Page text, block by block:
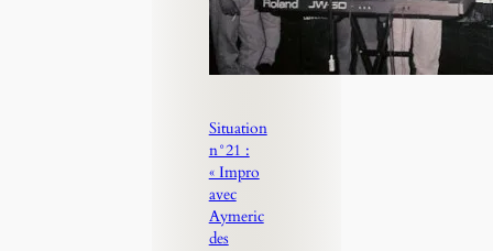
Situation
n°21 :
« Impro
avec
Aymeric
des